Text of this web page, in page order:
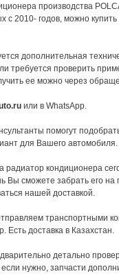
производства
с 2010- годов, можно купить
дополнительная
требуется проверить
ее можно через
или в WhatsApp.
помогут
для Вашего автомобиля.
радиатор кондиционера
Вы сможете забрать его на
нашей доставкой.
транспортными
доставка в Казахстан.
детально
нужно, запчасти